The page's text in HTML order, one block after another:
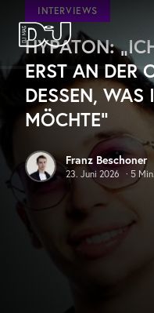
Zum Hauptinhalt springen
DJ Mag Germany
INTERVIEWS
HYPATON:
ERST AN DER
DESSEN, WAS
MÖCHTE“
Franz Beschoner
23. Juni 2026 · 5